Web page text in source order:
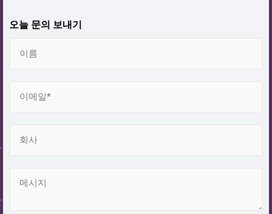
오늘 문의 보내기